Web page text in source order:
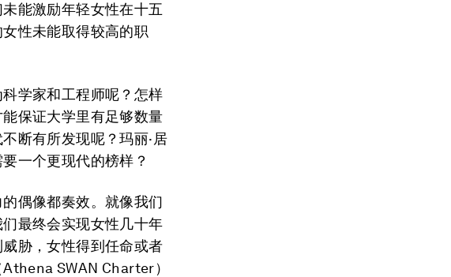
能激励年轻女性在十五
性未能取得较高的职
学家和工程师呢？怎样
保证大学里有足够数量
断有所发现呢？玛丽·居
一个更现代的榜样？
偶像都奏效。就像我们
最终会实现女性几十年
胁，女性得到任命或者
SWAN Charter）